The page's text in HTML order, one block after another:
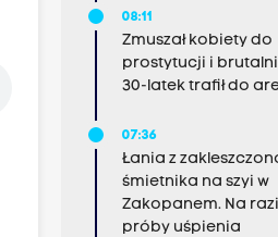
08:11
Zmuszał kobiety do
prostytucji i
30-latek trafił do
07:36
Łania z
śmietnika na szyi w
Zakopanem. Na
próby uśpienia